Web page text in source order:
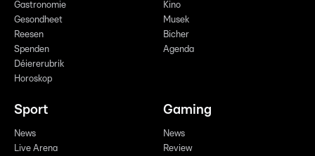
Gastronomie
Gesondheet
Reesen
Spenden
Déiererubrik
Horoskop
Kino
Musek
Bicher
Agenda
Sport
News
Live Arena
Gaming
News
Review